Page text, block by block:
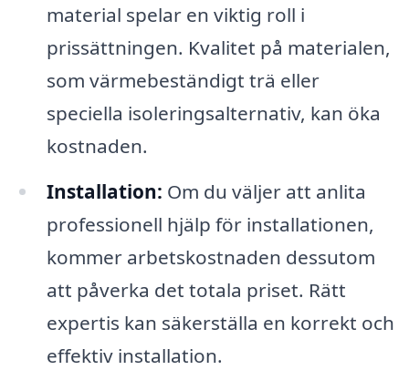
material spelar en viktig roll i
prissättningen. Kvalitet på materialen,
som värmebeständigt trä eller
speciella isoleringsalternativ, kan öka
kostnaden.
Installation: Om du väljer att anlita
professionell hjälp för installationen,
kommer arbetskostnaden dessutom
att påverka det totala priset. Rätt
expertis kan säkerställa en korrekt och
effektiv installation.